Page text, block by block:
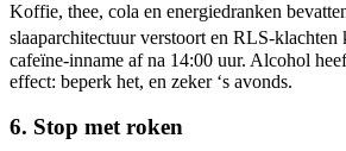
Koffie, thee, cola en energiedranken
slaaparchitectuur verstoort en RLS-klachten
cafeïne-inname af na 14:00 uur. Alcohol
effect: beperk het, en zeker ‘s avonds.
6. Stop met roken